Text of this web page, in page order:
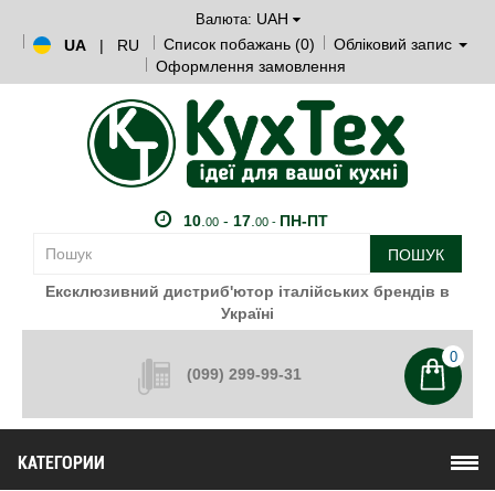
Валюта: UAH
UA
| RU Список побажань (0)
Обліковий запис
Оформлення замовлення
10. 00- 17. 00 - ПН-ПТ
ПОШУК
Ексклюзивний дистриб'ютор італійських брендів в
Україні
(099) 299-99-31
0
КАТЕГОРИИ